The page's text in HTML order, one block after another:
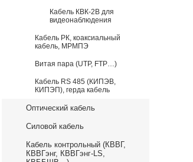
Кабель КВК-2В для
видеонаблюдения
Кабель РК, коаксиальный
кабель, МРМПЭ
Витая пара (UTP, FTP…)
Кабель RS 485 (КИПЭВ,
КИПЭП), герда кабель
Оптический кабель
Силовой кабель
Кабель контрольный (КВВГ,
КВВГэнг, КВВГэнг-LS,